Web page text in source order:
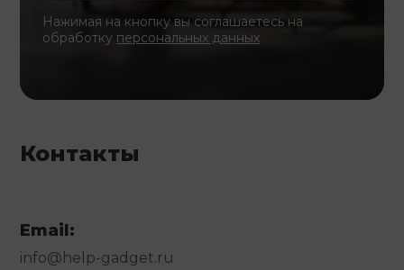
Нажимая на кнопку вы соглашаетесь на
обработку персональных данных
Контакты
Email:
info@help-gadget.ru